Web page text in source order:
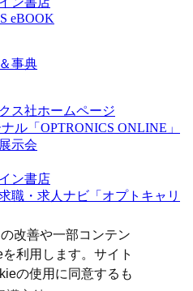
改善や一部コンテン
利用します。サイト
の使用に同意するも
eBOOK
事典
ス社ホームページ
ル「OPTRONICS ONLINE」
示会
ン書店
職・求人ナビ「オプトキャリ
ついて